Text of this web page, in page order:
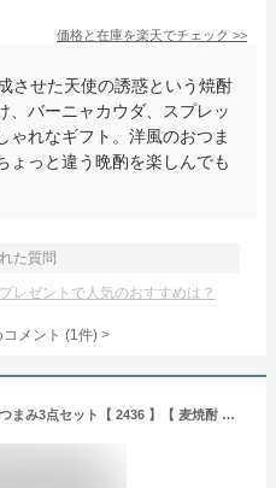
価格と在庫を楽天でチェック >>
させた天使の誘惑という焼酎
、バーニャカウダ、スプレッ
ゃれなギフト。洋風のおつま
ょっと違う晩酌を楽しんでも
た質問
レゼントで人気のおすすめは？
メント (1件) >
くじらの白麦 720ml + 人気おつまみ3点セット【 2436 】【 麦焼酎 】【 要冷蔵 】【 送料無料 】【 父の日 贈り物 ギフト プレゼント 】